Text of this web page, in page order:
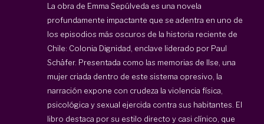
La obra de Emma Sepúlveda es una novela
profundamente impactante que se adentra en uno de
los episodios más oscuros de la historia reciente de
Chile: Colonia Dignidad, enclave liderado por Paul
Schäfer. Presentada como las memorias de Ilse, una
mujer criada dentro de este sistema opresivo, la
narración expone con crudeza la violencia física,
psicológica y sexual ejercida contra sus habitantes. El
libro destaca por su estilo directo y casi clínico, que